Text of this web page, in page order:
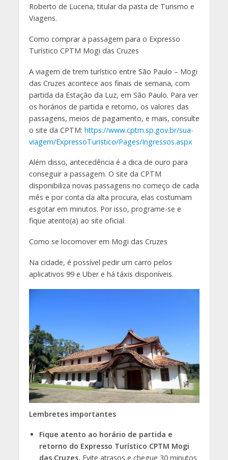
Roberto de Lucena, titular da pasta de Turismo e
Viagens.
Como comprar a passagem para o Expresso
Turístico CPTM Mogi das Cruzes
A viagem de trem turístico entre São Paulo – Mogi
das Cruzes acontece aos finais de semana, com
partida da Estação da Luz, em São Paulo. Para ver
os horários de partida e retorno, os valores das
passagens, meios de pagamento, e mais, consulte
o site da CPTM: https://www.cptm.sp.gov.br/sua-
viagem/ExpressoTuristico/Pages/Ingressos.aspx
Além disso, antecedência é a dica de ouro para
conseguir a passagem. O site da CPTM
disponibiliza novas passagens no começo de cada
mês e por conta da alta procura, elas costumam
esgotar em minutos. Por isso, programe-se e
fique atento(a) ao site oficial.
Como se locomover em Mogi das Cruzes
Na cidade, é possível pedir um carro pelos
aplicativos 99 e Uber e há táxis disponíveis.
Lembretes importantes
Fique atento ao horário de partida e
retorno do Expresso Turístico CPTM Mogi
das Cruzes. Evite atrasos e chegue 30 minutos